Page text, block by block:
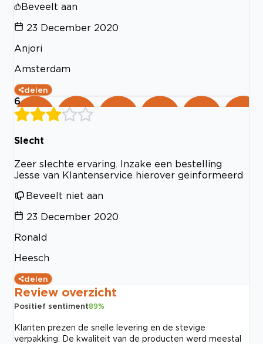
Beveelt aan
23 December 2020
Anjori
Amsterdam
delen
6
Slecht
Zeer slechte ervaring. Inzake een bestelling
Jesse van Klantenservice hierover geinformeerd
Beveelt niet aan
23 December 2020
Ronald
Heesch
delen
Review overzicht
Positief sentiment89%
Klanten prezen de snelle levering en de stevige
verpakking. De kwaliteit van de producten werd meestal